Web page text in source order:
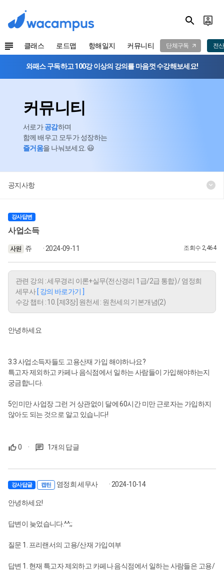
클래스 로드맵 항해일지 커뮤니티 단체구독 전
와패스 구독하고 100강 이상의 강의를 마음껏 수강해보세요!
커뮤니티
서로가공감하며
함께 배우고 모두가 성장하는
즐거움을 나눠보세요. 😃
공지사항
강사답변
사업소득
쥬 · 2024-09-11 조회수 2,464
관련 강의 : 세무경리 이론+실무(전산경리 1급/2급 통합) / 염정희
세무사 [ 강의 바로가기 ]
수강 챕터 : 10. [제3장] 원천세 : 원천세의 기본개념(2)
안녕하세요
3.3 사업소득자들도 고용산재 가입 해야하나요?
특고자 제외하고 카페나 음식점에서 일하는 사람들이 가입해야하는지
궁금합니다.
5인미만 사업장 그런 거 상관없이 달에 60시간 미만 근로자는 가입하지
않아도 되는 것으로 알고 있습니다!
0 · 1개의 답글
강사답글 캡틴 염정희 세무사 · 2024-10-14
안녕하세요!
답변이 늦었습니다.^^;;
질문 1. 프리랜서의 고용/산재 가입여부
답변 1. 현재 특고자 제외하고 카페나 음식점에서 일하는 사람들은 고용/